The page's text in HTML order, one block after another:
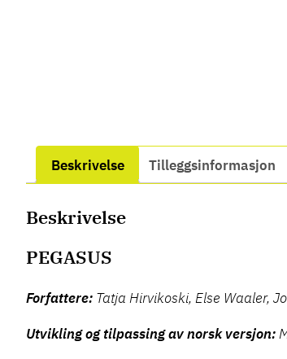
Beskrivelse Tilleggsinformasjon
Beskrivelse
PEGASUS
Forfattere: Tatja Hirvikoski, Else Waaler,
Utvikling og tilpassing av norsk versjon: